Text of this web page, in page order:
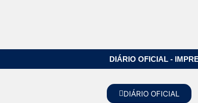
DIÁRIO OFICIAL -
DIÁRIO OFICIAL